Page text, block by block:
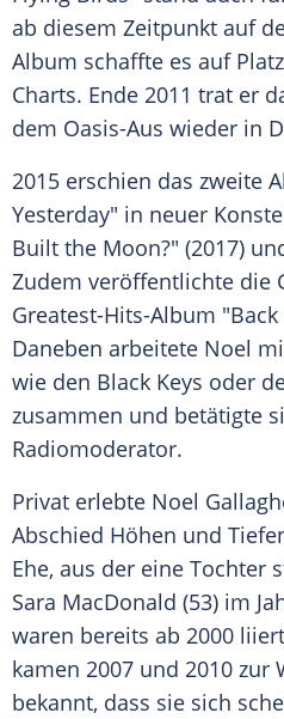
ab diesem Zeitpunkt auf
Album schaffte es auf
Charts. Ende 2011 trat er
dem Oasis-Aus wieder in
2015 erschien das zweite
Yesterday" in neuer
Built the Moon?" (2017)
Zudem veröffentlichte die
Greatest-Hits-Album
Daneben arbeitete Noel
wie den Black Keys oder
zusammen und betätigte
Radiomoderator.
Privat erlebte Noel
Abschied Höhen und
Ehe, aus der eine Tochter
Sara MacDonald (53) im
waren bereits ab 2000
kamen 2007 und 2010 zur
bekannt, dass sie sich